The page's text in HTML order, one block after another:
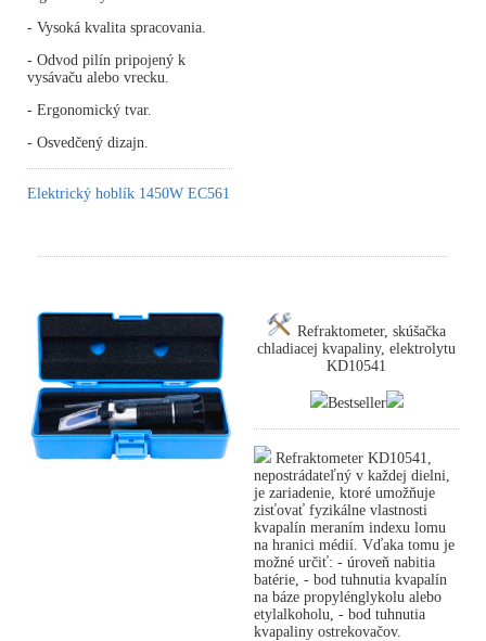
- Vysoká kvalita spracovania.
- Odvod pilín pripojený k
vysávaču alebo vrecku.
- Ergonomický tvar.
- Osvedčený dizajn.
Elektrický hoblík 1450W EC561
Refraktometer, skúšačka
chladiacej kvapaliny, elektrolytu
KD10541
Bestseller
Refraktometer KD10541,
nepostrádateľný v každej dielni,
je zariadenie, ktoré umožňuje
zisťovať fyzikálne vlastnosti
kvapalín meraním indexu lomu
na hranici médií. Vďaka tomu je
možné určiť: - úroveň nabitia
batérie, - bod tuhnutia kvapalín
na báze propylénglykolu alebo
etylalkoholu, - bod tuhnutia
kvapaliny ostrekovačov.